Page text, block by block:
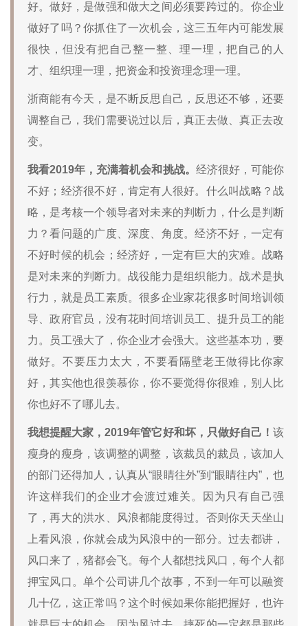
好。做好，是做强和做大之间必须要跨过的。你企业
做好了吗？你抓住了一次机会，这三五年内可能发展
很快，但没有把自己整一整、理一理，把自己的人
才、组织理一理，把资金和投资理念理一理。
浙商能有今天，是不断反思自己，反思还不够，还要
调整自己，我们需要说过以后，真正去做、真正去改
变。
我看2019年，充满着机会和挑战。 经济很好，可能你
不好；经济很不好，肯定有人很好。什么叫战略？战
略，是考核一个领导者对未来的判断力，什么是判断
力？看问题的广度、深度、角度。经济不好，一定有
不好时候的机会；经济好，一定有巨大的灾难。战略
是对未来的判断力。战役能力是组织能力。战术是执
行力，就是员工素质。很多企业家花很多时间培训领
导、政府官员，没有花时间培训员工、提升员工的能
力。员工强大了，你企业才会强大。这些基本功，要
做好。不要压力太大，不要看隔壁老王做得比你家
好，其实他也很羡慕你，你不要觉得你很难，别人比
你也好不了哪儿去。
我想提醒大家，2019年管它好和坏，只做好自己！ 该
瘦身的瘦身，该调整的调整，该裁员的裁员，该加人
的部门还得加人，认真从“眼睛往外”到“眼睛往内”，也
许这样我们的企业才会渡过难关。因为只有自己强
了，再大的洪水、风浪都能度得过。否则你天天坐山
上看风浪，你就会成为风浪中的一部分。过去都讲，
风口来了，猪都会飞。每个人都想找风口，每个人都
押宝风口。单个公司讲几个故事，不到一年可以融资
几十亿，这正常吗？这个时候如果你能把握好，也许